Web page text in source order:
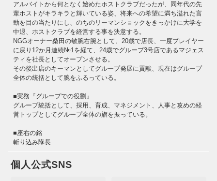
アルバイトから何となく始めたホストクラブだったが、同年代の先
輩ホストがキラキラと輝いている姿、将来への希望に満ち溢れた言
動を目の当たりにし、のちのリーマンショックをきっかけに大学を
中退、ホストクラブを経営する事を決意する。
NGGオーナー桑田の敏腕右腕として、20歳で店長、一度プレイヤー
に戻り12か月連続№1を経て、24歳でグループ3号店であるマジェス
ティを社長としてオープンさせる。
その後出店のキーマンとしてグループ発展に貢献、現在はグループ
全体の統括として腕をふるっている。
■実務『グループでの役割』
グループ統括として、採用、育成、マネジメント、人事と攻めの経
営トップとしてグループ全体の旗を振っている。
■座右の銘
斬り込み隊長
個人公式SNS